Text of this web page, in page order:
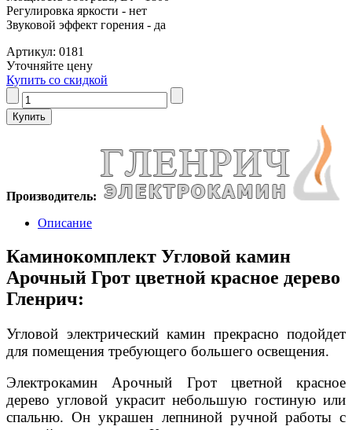
Регулировка яркости - нет
Звуковой эффект горения - да
Артикул: 0181
Уточняйте цену
Купить со скидкой
Производитель:
Описание
Каминокомплект Угловой камин
Арочный Грот цветной красное дерево
Гленрич:
Угловой электрический камин прекрасно подойдет
для помещения требующего большего освещения.
Электрокамин Арочный Грот цветной красное
дерево угловой украсит небольшую гостиную или
спальню. Он украшен лепниной ручной работы с